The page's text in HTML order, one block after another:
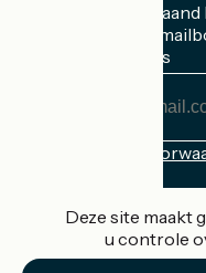
Ontvang elke
Frankrijk in uw
Mijn e-mailadres
Deze site maakt
u controle